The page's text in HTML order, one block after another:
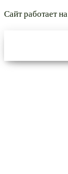
Сайт работает на